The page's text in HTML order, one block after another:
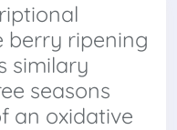
berry ripening
similary
seasons
an oxidative